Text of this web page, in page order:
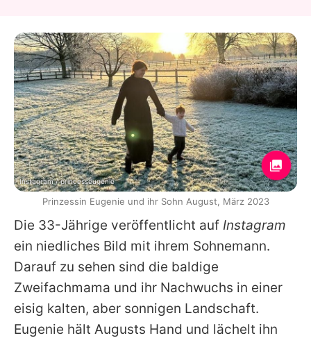
Die 33-Jährige veröffentlicht auf Instagram
ein niedliches Bild mit ihrem Sohnemann.
Darauf zu sehen sind die baldige
Zweifachmama und ihr Nachwuchs in einer
eisig kalten, aber sonnigen Landschaft.
Eugenie hält Augusts Hand und lächelt ihn
Instagram / princesseugenie
Prinzessin Eugenie und ihr Sohn August, März 2023